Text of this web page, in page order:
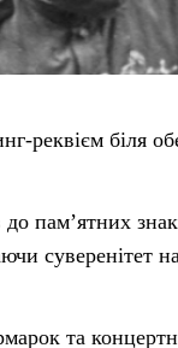
реквієм біля
до пам’ятних
суверенітет
та